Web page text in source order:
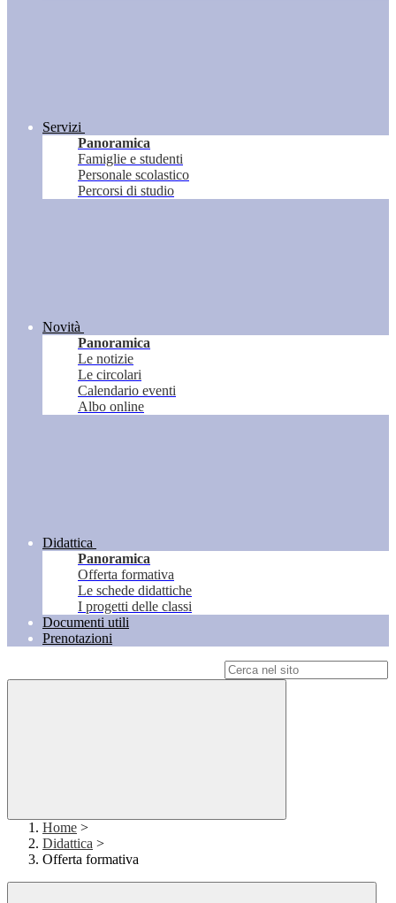
Servizi
Panoramica
Famiglie e studenti
Personale scolastico
Percorsi di studio
Novità
Panoramica
Le notizie
Le circolari
Calendario eventi
Albo online
Didattica
Panoramica
Offerta formativa
Le schede didattiche
I progetti delle classi
Documenti utili
Prenotazioni
Home >
Didattica >
Offerta formativa